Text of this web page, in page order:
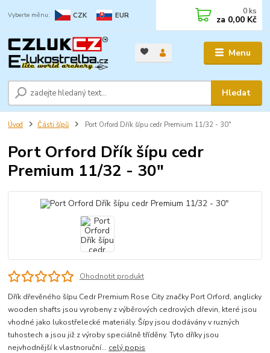
Menu
CZK EUR
Hledat
0 ks
za 0,00 Kč
Úvod Části šípů Port Orford Dřík šípu cedr Premium 11/32 - 30"
Port Orford Dřík šípu cedr
Premium 11/32 - 30"
Ohodnotit produkt
Dřík dřevěného šípu Cedr Premium Rose City značky Port Orford, anglicky
wooden shafts jsou vyrobeny z výběrových cedrových dřevin, které jsou
vhodné jako lukostřelecké materiály. Šípy jsou dodávány v ruzných
tuhostech a jsou již z výroby speciálně tříděny. Tyto dříky jsou
nejvhodnější k vlastnoruční... celý popis